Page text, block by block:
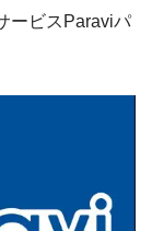
ービスParaviパ